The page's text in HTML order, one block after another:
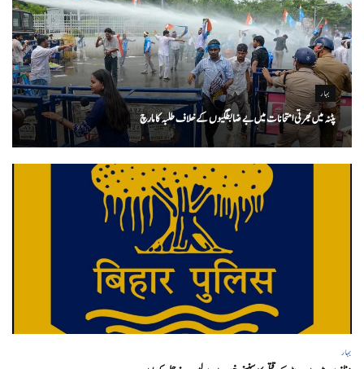
بہار
پٹنہ میں بھرتی امتحانات میں بے ضابطگیوں کے خلاف طلبہ کا مارچ
بہار